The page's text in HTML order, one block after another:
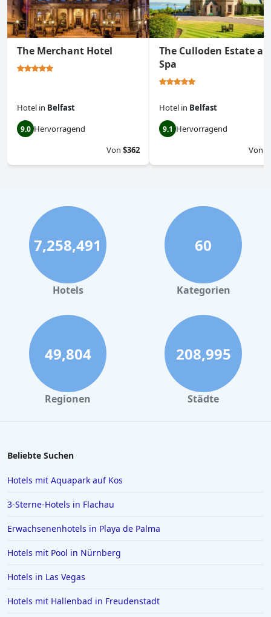
The Merchant Hotel
Hotel in Belfast
9.0 Hervorragend
Von $362
The Culloden Estate
Spa
Hotel in Belfast
9.1 Hervorragend
Von
7,258,491
Hotels
60
Kategorien
49,804
Regionen
208,995
Städte
Beliebte Suchen
Hotels mit Aquapark auf Kos
3-Sterne-Hotels in Flachau
Erwachsenenhotels in Playa de Palma
Hotels mit Pool in Nürnberg
Hotels in Las Vegas
Hotels mit Hallenbad in Freudenstadt